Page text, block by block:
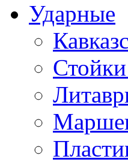
Ударные